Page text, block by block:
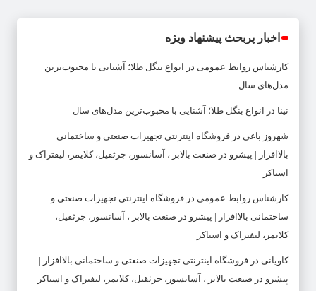
اخبار پربحث پیشنهاد ویژه
کارشناس روابط عمومی در
انواع بنگل طلا؛ آشنایی با محبوب‌ترین
مدل‌های سال
نینا در انواع بنگل طلا؛ آشنایی با محبوب‌ترین مدل‌های سال
شهروز باغی در فروشگاه اینترنتی تجهیزات صنعتی و ساختمانی
بالاافزار | پیشرو در صنعت بالابر ، آسانسور، جرثقیل، کلایمر، لیفتراک و
استاکر
کارشناس روابط عمومی در فروشگاه اینترنتی تجهیزات صنعتی و
ساختمانی بالاافزار | پیشرو در صنعت بالابر ، آسانسور، جرثقیل،
کلایمر، لیفتراک و استاکر
کاویانی در فروشگاه اینترنتی تجهیزات صنعتی و ساختمانی بالاافزار |
پیشرو در صنعت بالابر ، آسانسور، جرثقیل، کلایمر، لیفتراک و استاکر